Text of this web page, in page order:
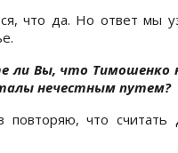
что да. Но ответ мы
ли Вы, что Тимошенко
нечестным путем?
что считать